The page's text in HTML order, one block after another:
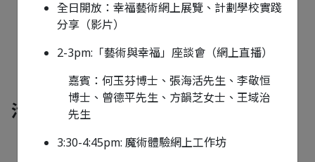
活動與研討會
全日開放：幸福藝術網上展覽、計劃學校實踐
分享（影片）
2-3pm:「藝術與幸福」座談會（網上直播）
嘉賓：何玉芬博士、張海活先生、李敬恒
博士、曾德平先生、方韻芝女士、王域治
先生
3:30-4:45pm: 魔術體驗網上工作坊